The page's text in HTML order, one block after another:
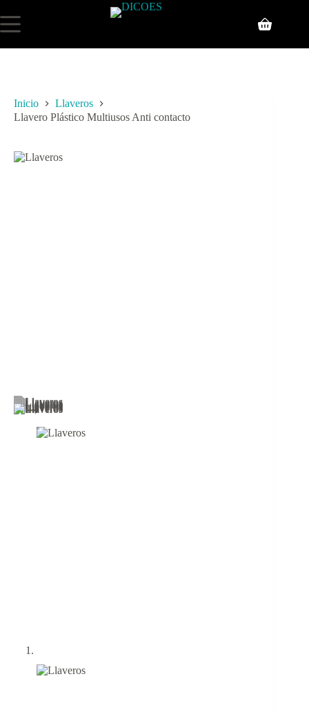
Inicio
Llaveros
Llavero Plástico Multiusos Anti contacto